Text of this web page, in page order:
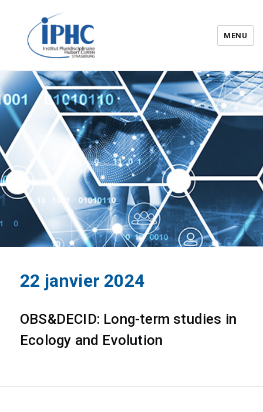
Institut pluridisciplinaire Hubert
Curien – IPHC
MENU
22 janvier 2024
OBS&DECID: Long-term studies in
Ecology and Evolution